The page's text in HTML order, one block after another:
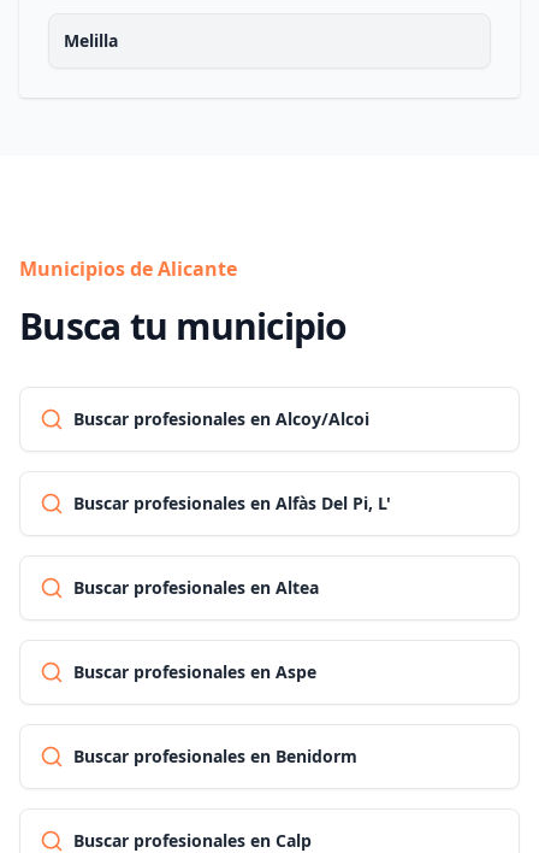
Melilla
Municipios de Alicante
Busca tu municipio
Buscar profesionales en Alcoy/Alcoi
Buscar profesionales en Alfàs Del Pi, L'
Buscar profesionales en Altea
Buscar profesionales en Aspe
Buscar profesionales en Benidorm
Buscar profesionales en Calp